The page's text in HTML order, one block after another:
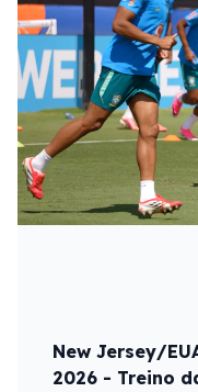
New Jersey/
2026 - Treino